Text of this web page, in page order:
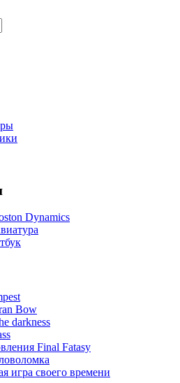
Dynamics
Bow
darkness
Final Fatasy
игра своего времени